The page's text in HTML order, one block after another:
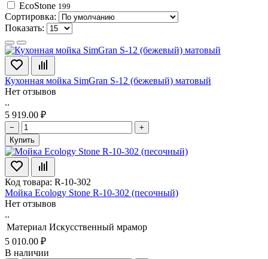
EcoStone 199
Сортировка:
Показать:
Кухонная мойка SimGran S-12 (бежевый) матовый
Нет отзывов
..
5 919.00 ₽
−
+
Купить
Код товара: R-10-302
Мойка Ecology Stone R-10-302 (песочный)
Нет отзывов
..
Материал Искусственный мрамор
5 010.00 ₽
В наличии